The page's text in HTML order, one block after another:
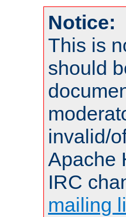
Notice:
This is
should
invalid/
Apache
IRC
mailing